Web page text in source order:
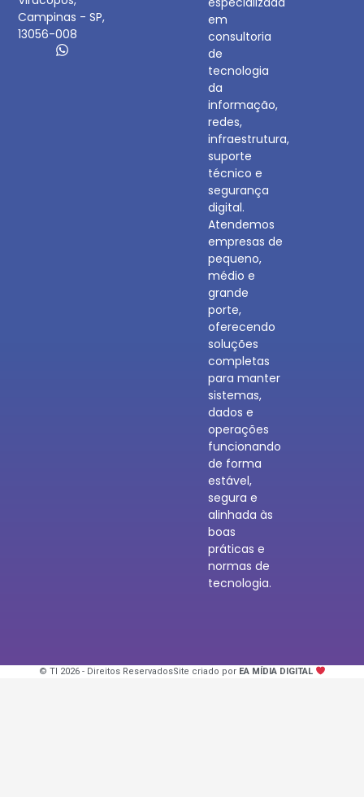
Campinas - SP,
13056-008
em
consultoria
de
tecnologia
da
informação,
redes,
infraestrutura,
suporte
técnico e
segurança
digital.
Atendemos
empresas de
pequeno,
médio e
grande
porte,
oferecendo
soluções
completas
para manter
sistemas,
dados e
operações
funcionando
de forma
estável,
segura e
alinhada às
boas
práticas e
normas de
tecnologia.
© TI 2026 - Direitos ReservadosSite criado por EA MÍDIA DIGITAL